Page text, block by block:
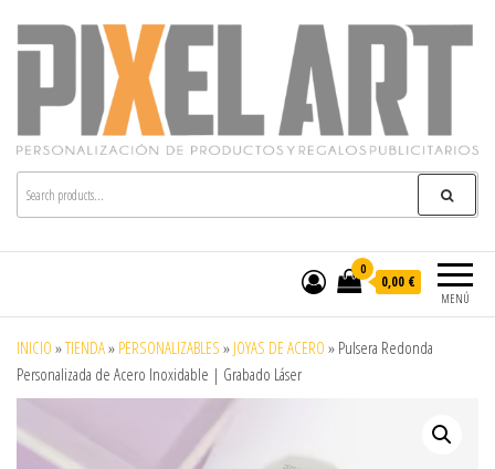
Pixelart
Especialistas en textil publicitario y regalos
personalizados en móstoles
MENÚ
0
0,00 €
INICIO »TIENDA» PERSONALIZABLES » JOYAS DE ACERO » Pulsera Redonda
Personalizada de Acero Inoxidable | Grabado Láser